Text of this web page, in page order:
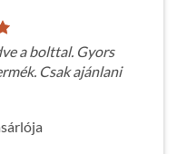
a bolttal. Gyors
Csak ajánlani